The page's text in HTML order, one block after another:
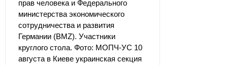
прав человека и Федерального
министерства экономического
сотрудничества и развития
Германии (BMZ). Участники
круглого стола. Фото: МОПЧ-УС 10
августа в Киеве украинская секция